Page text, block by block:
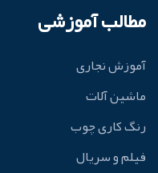
مطالب آموزشی
آموزش نجاری
ماشین آلات
رنگ کاری چوب
فیلم و سریال